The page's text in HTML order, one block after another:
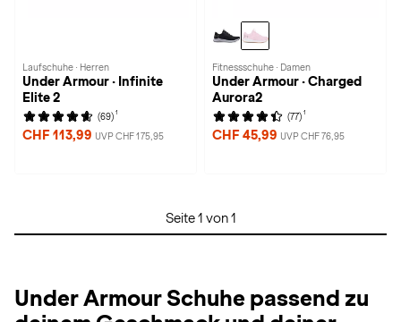
Laufschuhe · Herren
Under Armour · Infinite
Elite 2
(69) 1
CHF 113,99 UVP CHF 175,95
Fitnessschuhe · Damen
Under Armour · Charged
Aurora2
(77) 1
CHF 45,99 UVP CHF 76,95
Seite 1 von 1
Under Armour Schuhe passend zu